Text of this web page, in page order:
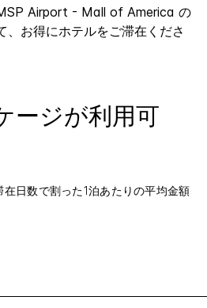
Airport - Mall of America の
、お得にホテルをご滞在くださ
ージが利用可
日数で割った1泊あたりの平均金額